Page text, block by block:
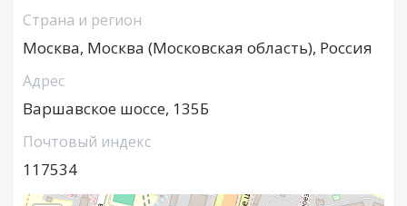
Страна и регион
Москва, Москва (Московская область), Россия
Адрес
Варшавское шоссе, 135Б
Почтовый индекс
117534